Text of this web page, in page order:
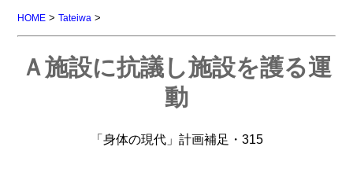
HOME >Tateiwa >
Ａ施設に抗議し施設を護る運
動
「身体の現代」計画補足・315